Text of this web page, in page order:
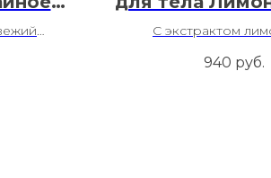
С экстрактом
940 руб.